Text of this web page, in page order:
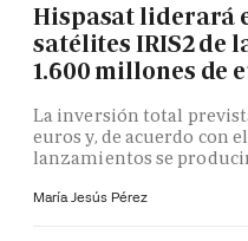
Hispasat liderará
satélites IRIS2 de
1.600 millones de
La inversión total
euros y, de acuerdo con
lanzamientos se
María Jesús Pérez